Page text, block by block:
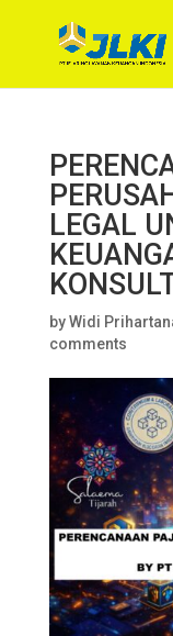
LEGAL
byWidi
comments